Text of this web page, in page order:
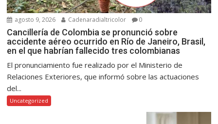
agosto 9, 2026 Cadenaradialtricolor 0
Cancillería de Colombia se pronunció sobre
accidente aéreo ocurrido en Río de Janeiro, Brasil,
en el que habrían fallecido tres colombianas
El pronunciamiento fue realizado por el Ministerio de
Relaciones Exteriores, que informó sobre las actuaciones
del...
Uncategorized